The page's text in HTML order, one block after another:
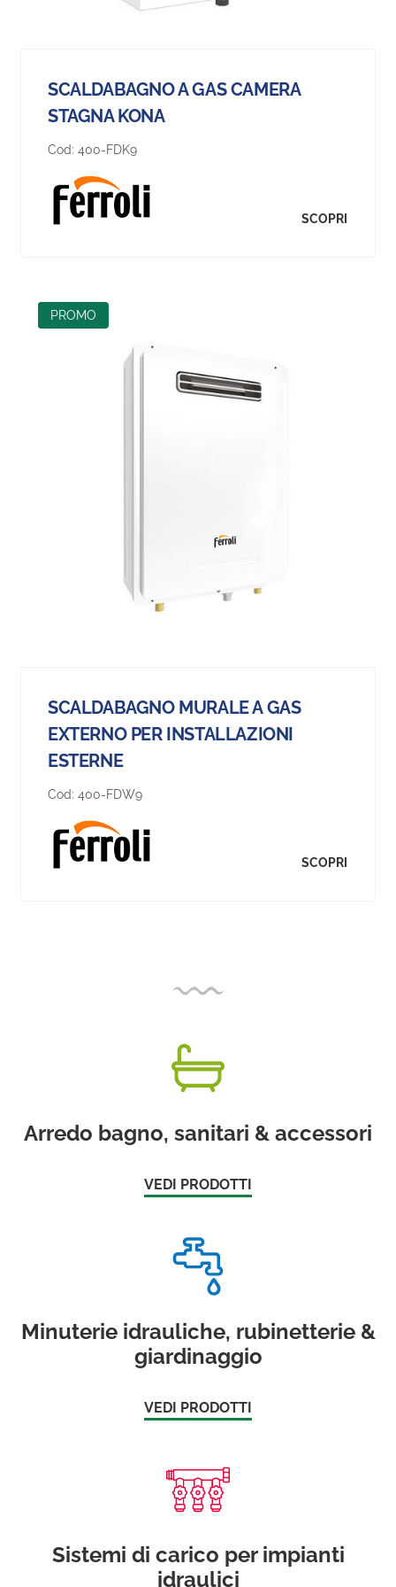
SCALDABAGNO A GAS CAMERA
STAGNA KONA
Cod: 400-FDK9
SCOPRI
NEW
PROMO
SCALDABAGNO MURALE A GAS
EXTERNO PER INSTALLAZIONI
ESTERNE
Cod: 400-FDW9
SCOPRI
Arredo bagno, sanitari & accessori
VEDI PRODOTTI
Minuterie idrauliche, rubinetterie &
giardinaggio
VEDI PRODOTTI
Sistemi di carico per impianti
idraulici